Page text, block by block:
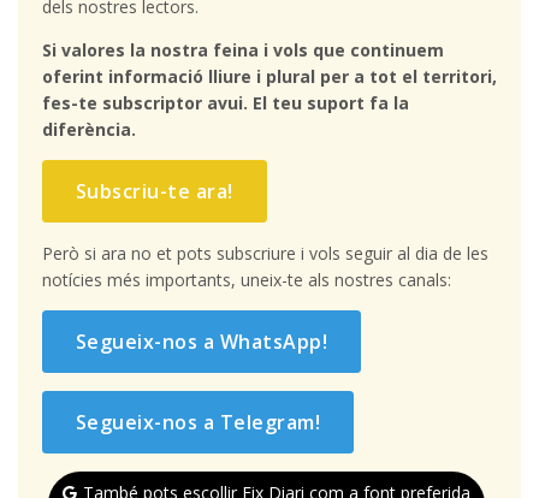
dels nostres lectors.
Si valores la nostra feina i vols que continuem
oferint informació lliure i plural per a tot el territori,
fes-te subscriptor avui. El teu suport fa la
diferència.
Subscriu-te ara!
Però si ara no et pots subscriure i vols seguir al dia de les
notícies més importants, uneix-te als nostres canals:
Segueix-nos a WhatsApp!
Segueix-nos a Telegram!
També pots escollir Eix Diari com a font preferida